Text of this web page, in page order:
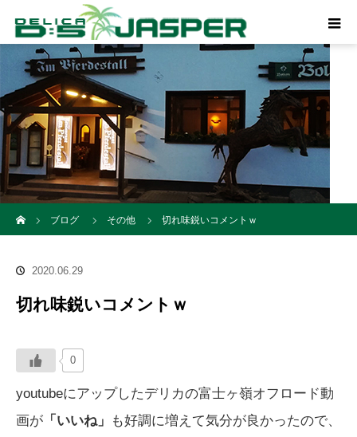
ブログ
その他 切れ味鋭いコメントｗ
2020.06.29
切れ味鋭いコメントｗ
0
youtubeにアップしたデリカの富士ヶ嶺オフロード動
画が 「いいね」
も好調に増えて気分が良かったので、